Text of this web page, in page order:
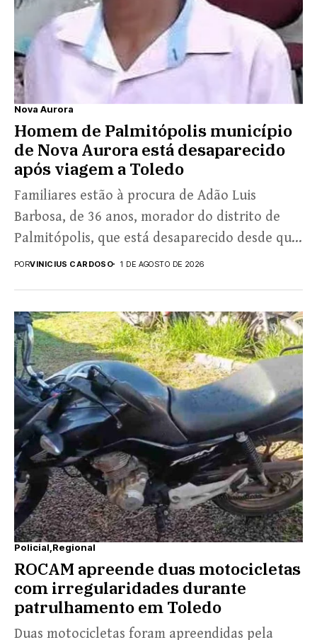
Nova Aurora
Homem de Palmitópolis município
de Nova Aurora está desaparecido
após viagem a Toledo
Familiares estão à procura de Adão Luis
Barbosa, de 36 anos, morador do distrito de
Palmitópolis, que está desaparecido desde que
esteve no...
PORVINICIUS CARDOSO 1 DE AGOSTO DE 2026
Policial Regional
ROCAM apreende duas motocicletas
com irregularidades durante
patrulhamento em Toledo
Duas motocicletas foram apreendidas pela